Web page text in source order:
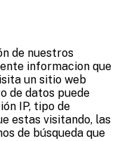
de nuestros
informacion que
un sitio web
de datos puede
IP, tipo de
estas visitando, las
de búsqueda que